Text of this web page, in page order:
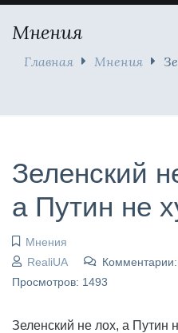
Мнения
Главная Мнения
Зеленский
а Путин не
Мнения
RealiUA
Просмотров: 1493
Зеленский не лох, а Путин